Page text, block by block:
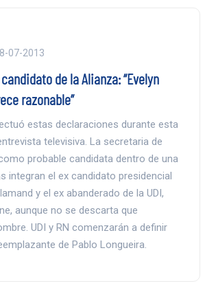
07-2013
de la Alianza: “Evelyn
razonable”
estas declaraciones durante esta
televisiva. La secretaria de
probable candidata dentro de una
integran el ex candidato presidencial
y el ex abanderado de la UDI,
aunque no se descarta que
UDI y RN comenzarán a definir
de Pablo Longueira.